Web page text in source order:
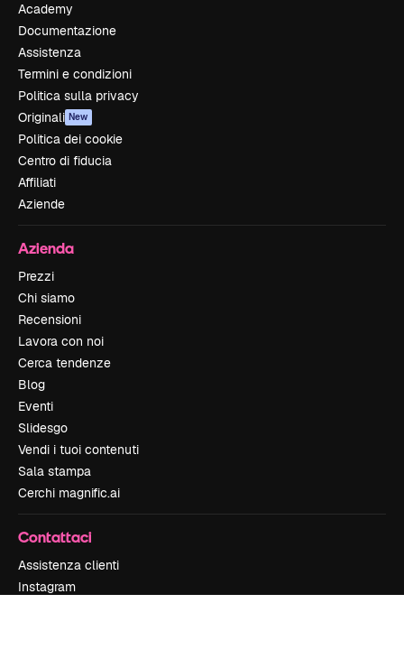
Academy
Documentazione
Assistenza
Termini e condizioni
Politica sulla privacy
Originali New
Politica dei cookie
Centro di fiducia
Affiliati
Aziende
Azienda
Prezzi
Chi siamo
Recensioni
Lavora con noi
Cerca tendenze
Blog
Eventi
Slidesgo
Vendi i tuoi contenuti
Sala stampa
Cerchi magnific.ai
Contattaci
Assistenza clienti
Instagram